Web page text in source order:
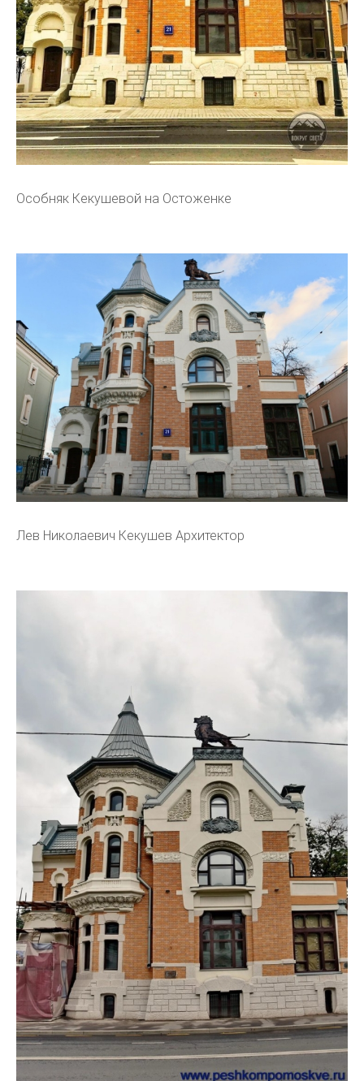
Особняк Кекушевой на Остоженке
Лев Николаевич Кекушев Архитектор